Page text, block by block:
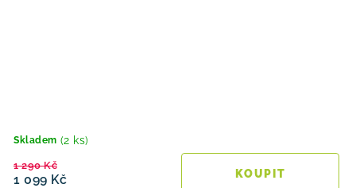
Skladem (2 ks)
1 099 Kč
1 290 Kč